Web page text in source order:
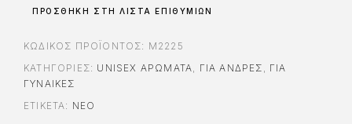
ΠΡΟΣΘΉΚΗ ΣΤΗ ΛΊΣΤΑ ΕΠΙΘΥΜΙΏΝ
ΚΩΔΙΚΌΣ ΠΡΟΪΌΝΤΟΣ: M2225
ΚΑΤΗΓΟΡΊΕΣ: UNISEX ΑΡΏΜΑΤΑ ΓΙΑ ΆΝΔΡΕΣ
ΓΙΑ
ΓΥΝΑΊΚΕΣ
ΕΤΙΚΈΤΑ: ΝΈΟ